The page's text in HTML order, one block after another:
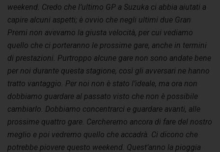
weekend. Credo che l’ultimo GP a Suzuka ci abbia aiutati a
capire alcuni aspetti; è ovvio che negli ultimi due Gran
Premi non avevamo la giusta velocità, per cui vediamo
quello che ci porteranno le prossime gare, anche in termini
di prestazioni. Purtroppo alcune gare non sono andate bene
per noi durante questa stagione, così gli avversari ne hanno
tratto vantaggio. Per noi non è stato l’ideale, ma ora non
dobbiamo guardare al passato visto che non è possibile
cambiarlo. Dobbiamo concentrarci e guardare avanti, alle
prossime quattro gare. Cercheremo ancora di fare del nostro
meglio e poi vedremo quello che accadrà. Ci dicono che
potrebbe piovere questo weekend. Quest’anno la pioggia